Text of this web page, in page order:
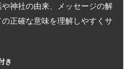
神社の由来、メッセージの解
正確な意味を理解しやすくサ
き